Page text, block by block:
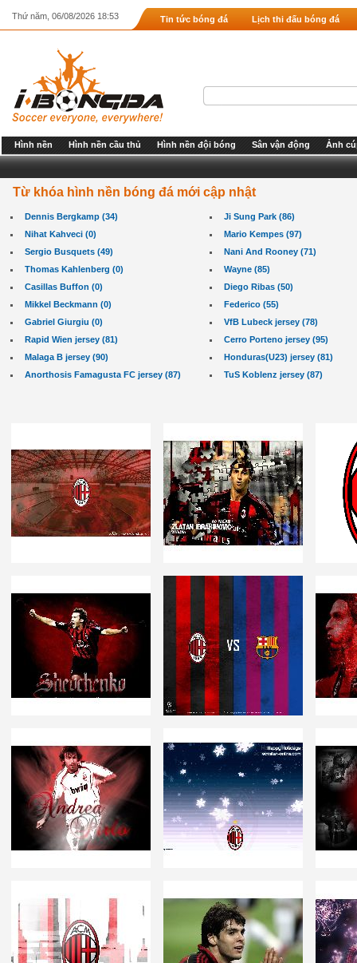
Thứ năm, 06/08/2026 18:53 Tin tức bóng đá Lịch thi đấu bóng đá
Hình nền Hình nền cầu thủ Hình nền đội bóng Sân vận động Ảnh
Từ khóa hình nền bóng đá mới cập nhật
Dennis Bergkamp (34)
Ji Sung Park (86)
Nihat Kahveci (0)
Mario Kempes (97)
Sergio Busquets (49)
Nani And Rooney (71)
Thomas Kahlenberg (0)
Wayne (85)
Casillas Buffon (0)
Diego Ribas (50)
Mikkel Beckmann (0)
Federico (55)
Gabriel Giurgiu (0)
VfB Lubeck jersey (78)
Rapid Wien jersey (81)
Cerro Porteno jersey (95)
Malaga B jersey (90)
Honduras(U23) jersey (81)
Anorthosis Famagusta FC jersey (87)
TuS Koblenz jersey (87)